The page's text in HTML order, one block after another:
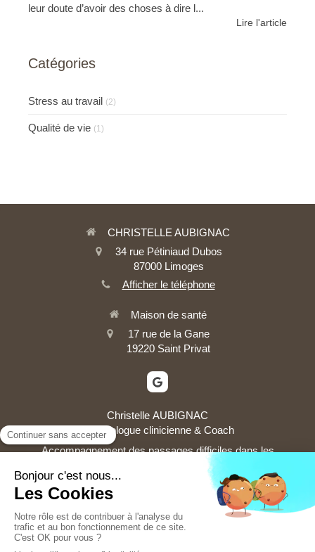
leur doute d’avoir des choses à dire l...
Lire l'article
Catégories
Stress au travail (2)
Qualité de vie (1)
CHRISTELLE AUBIGNAC
34 rue Pétiniaud Dubos
87000 Limoges
Afficher le téléphone
Maison de santé
17 rue de la Gane
19220 Saint Privat
Christelle AUBIGNAC
Psychologue clinicienne & Coach
Accompagnement des passages difficiles dans les
parcours de vie et de travail